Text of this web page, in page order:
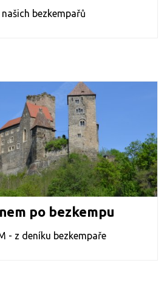
bezkempařů
po bezkempu
- z deníku bezkempaře